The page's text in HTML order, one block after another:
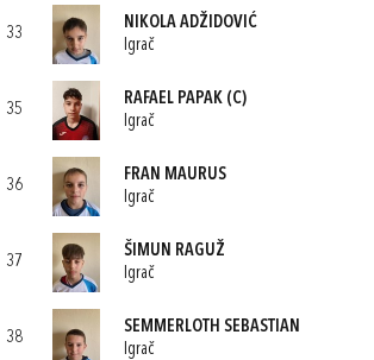
33
NIKOLA ADŽIDOVIĆ
Igrač
35
RAFAEL PAPAK (C)
Igrač
36
FRAN MAURUS
Igrač
37
ŠIMUN RAGUŽ
Igrač
38
SEMMERLOTH SEBASTIAN
Igrač